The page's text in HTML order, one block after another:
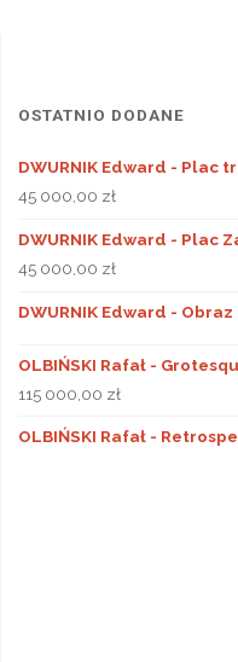
OSTATNIO DODANE
DWURNIK Edward - Plac
45 000,00 zł
DWURNIK Edward - Plac
45 000,00 zł
DWURNIK Edward -
OLBIŃSKI Rafał -
115 000,00 zł
OLBIŃSKI Rafał -